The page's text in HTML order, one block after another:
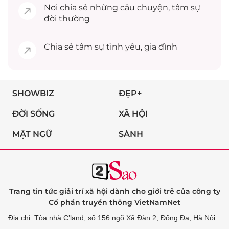
Nơi chia sẻ những câu chuyện, tâm sự
đời thường
Chia sẻ tâm sự tình yêu, gia đình
SHOWBIZ ĐẸP+
ĐỜI SỐNG XÃ HỘI
MẬT NGỮ SÀNH
Trang tin tức giải trí xã hội dành cho giới trẻ của công ty
Cổ phần truyền thông VietNamNet
Địa chỉ: Tòa nhà C’land, số 156 ngõ Xã Đàn 2, Đống Đa, Hà Nội